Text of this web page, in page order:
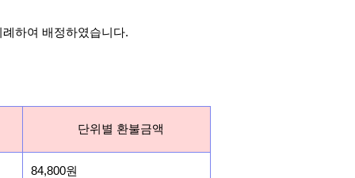
하여 배정하였습니다.
단위별 환불금액
84,800원